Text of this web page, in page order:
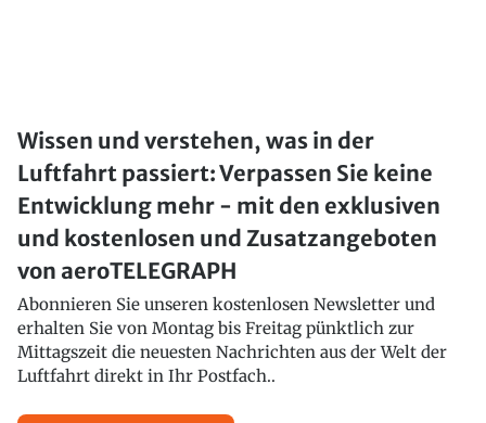
Wissen und verstehen, was in der
Luftfahrt passiert: Verpassen Sie keine
Entwicklung mehr - mit den exklusiven
und kostenlosen und Zusatzangeboten
von aeroTELEGRAPH
Abonnieren Sie unseren kostenlosen Newsletter und
erhalten Sie von Montag bis Freitag pünktlich zur
Mittagszeit die neuesten Nachrichten aus der Welt der
Luftfahrt direkt in Ihr Postfach..